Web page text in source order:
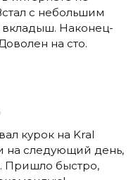
с небольшим
Наконец-
на сто.
курок на Kral
на следующий день,
Пришло быстро,